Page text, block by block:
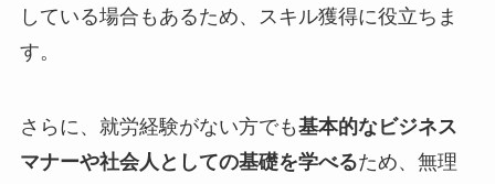
している場合もあるため、スキル獲得に役立ちま
す。
さらに、就労経験がない方でも基本的なビジネス
マナーや社会人としての基礎を学べるため、無理